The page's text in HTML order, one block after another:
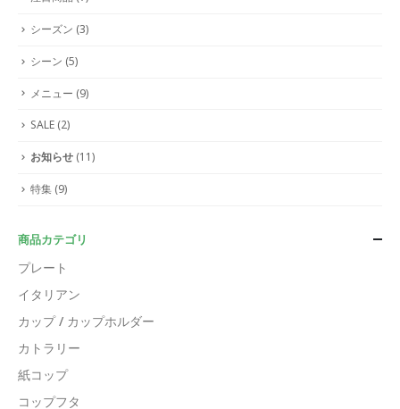
シーズン (3)
シーン (5)
メニュー (9)
SALE (2)
お知らせ (11)
特集 (9)
商品カテゴリ
プレート
イタリアン
カップ / カップホルダー
カトラリー
紙コップ
コップフタ